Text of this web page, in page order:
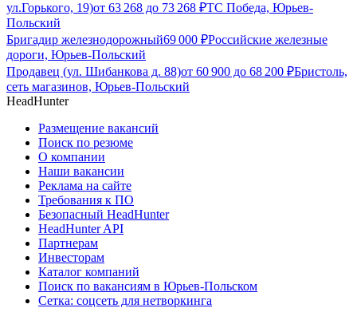
ул.Горького, 19)от 63 268 до 73 268 ₽ТС Победа, Юрьев-
Польский
Бригадир железнодорожный69 000 ₽Российские железные
дороги, Юрьев-Польский
Продавец (ул. Шибанкова д. 88)от 60 900 до 68 200 ₽Бристоль,
сеть магазинов, Юрьев-Польский
HeadHunter
Размещение вакансий
Поиск по резюме
О компании
Наши вакансии
Реклама на сайте
Требования к ПО
Безопасный HeadHunter
HeadHunter API
Партнерам
Инвесторам
Каталог компаний
Поиск по вакансиям в Юрьев-Польском
Сетка: соцсеть для нетворкинга